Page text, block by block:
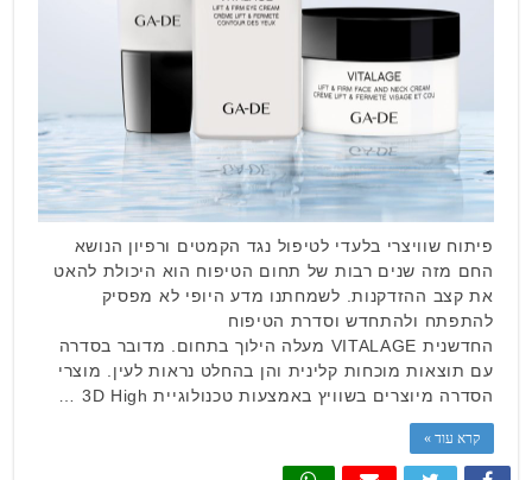
פיתוח שוויצרי בלעדי לטיפול נגד הקמטים ורפיון הנושא
החם מזה שנים רבות של תחום הטיפוח הוא היכולת להאט
את קצב ההזדקנות. לשמחתנו מדע היופי לא מפסיק
להתפתח ולהתחדש וסדרת הטיפוח
החדשנית VITALAGE מעלה הילוך בתחום. מדובר בסדרה
עם תוצאות מוכחות קלינית והן בהחלט נראות לעין. מוצרי
הסדרה מיוצרים בשוויץ באמצעות טכנולוגיית 3D High …
קרא עוד »